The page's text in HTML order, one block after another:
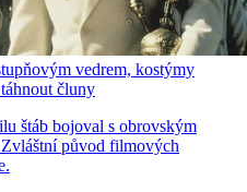
vedrem, kostýmy
čluny
štáb bojoval s obrovským
původ filmových